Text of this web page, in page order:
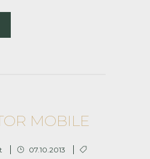
MOBILE
07.10.2013